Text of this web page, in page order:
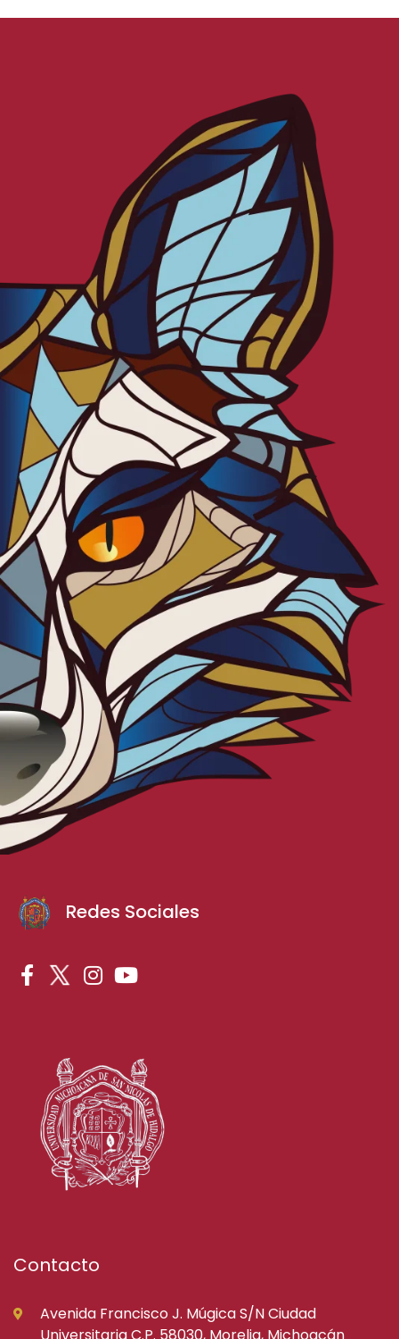
Redes Sociales
Contacto
Avenida Francisco J. Múgica S/N Ciudad
Universitaria C.P. 58030, Morelia, Michoacán